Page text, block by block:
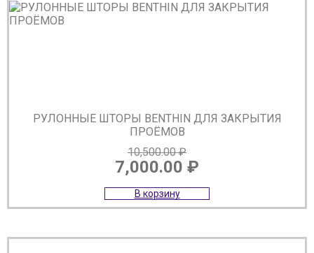
РУЛОННЫЕ ШТОРЫ BENTHIN ДЛЯ ЗАКРЫТИЯ
ПРОЁМОВ
10,500.00₽
Первоначальная
цена
составляла
7,000.00 ₽
Текущая
цена:
7,000.00 ₽.
В корзину